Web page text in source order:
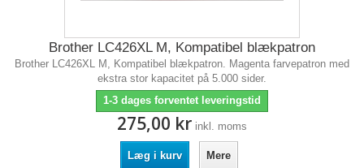
Brother LC426XL M, Kompatibel blækpatron
Brother LC426XL M, Kompatibel blækpatron. Magenta farvepatron med
ekstra stor kapacitet på 5.000 sider.
1-3 dages forventet leveringstid
275,00 kr inkl. moms
Læg i kurv Mere